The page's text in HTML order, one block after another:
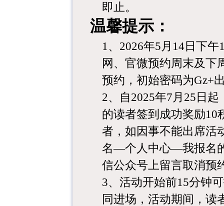
即止。
温馨提示：
1 、 2026年5月14日下午
网、官微预约周末及下
预约，初始密码为Gz+
2、自2025年7月25日
的读者签到成功奖励10
者，如因事不能出席活
名—个人中心—我报名
信公众号上留言取消预
3、活动开始前15分钟
同进场，活动期间，读